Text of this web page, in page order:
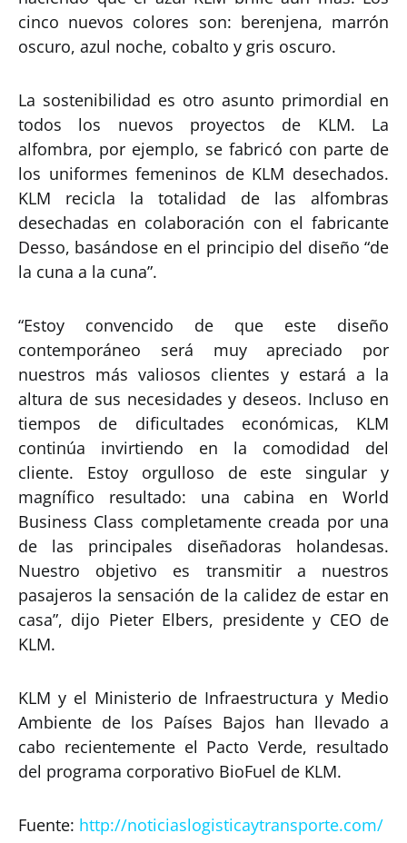
cinco nuevos colores son: berenjena, marrón
oscuro, azul noche, cobalto y gris oscuro.
La sostenibilidad es otro asunto primordial en
todos los nuevos proyectos de KLM. La
alfombra, por ejemplo, se fabricó con parte de
los uniformes femeninos de KLM desechados.
KLM recicla la totalidad de las alfombras
desechadas en colaboración con el fabricante
Desso, basándose en el principio del diseño “de
la cuna a la cuna”.
“Estoy convencido de que este diseño
contemporáneo será muy apreciado por
nuestros más valiosos clientes y estará a la
altura de sus necesidades y deseos. Incluso en
tiempos de dificultades económicas, KLM
continúa invirtiendo en la comodidad del
cliente. Estoy orgulloso de este singular y
magnífico resultado: una cabina en World
Business Class completamente creada por una
de las principales diseñadoras holandesas.
Nuestro objetivo es transmitir a nuestros
pasajeros la sensación de la calidez de estar en
casa”, dijo Pieter Elbers, presidente y CEO de
KLM.
KLM y el Ministerio de Infraestructura y Medio
Ambiente de los Países Bajos han llevado a
cabo recientemente el Pacto Verde, resultado
del programa corporativo BioFuel de KLM.
Fuente: http://noticiaslogisticaytransporte.com/